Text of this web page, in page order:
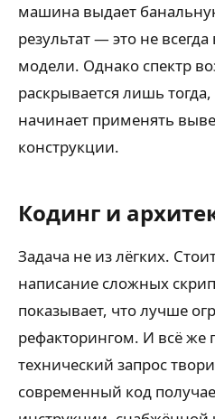
машина выдает
результат — это не
модели. Однако спектр
раскрывается лишь
начинает применять
конструкции.
Кодинг и
Задача не из лёгких.
написание сложных
показывает, что лучше
рефакторингом. И всё же
технический запрос
современный код